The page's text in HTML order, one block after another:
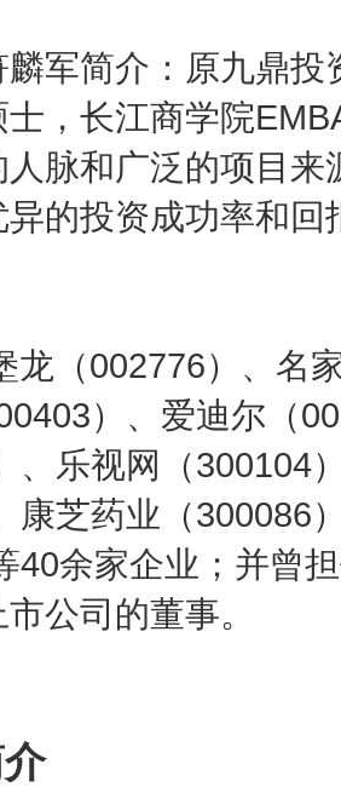
军简介：原九鼎
，长江商学院
脉和广泛的项目
的投资成功率和回
龙（002776）、名
）、爱迪尔（
、乐视网（300104
康芝药业（
40余家企业；并曾
公司的董事。